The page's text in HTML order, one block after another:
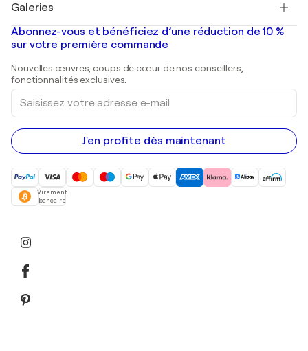
Banksy
Mr. Brainwash
Shepard Fairey
Tableaux abstraits à vendre
Peintures de paysage
Estampes
Peintures acryliques
Galeries
Galeries d'art en France
Galeries d'art en Belgique
Abonnez-vous et bénéficiez d’une réduction de 10 %
sur votre première commande
Nouvelles œuvres, coups de cœur de nos conseillers,
fonctionnalités exclusives.
Saisissez
votre
adresse
e-
mail
J'en profite dès maintenant
Virement
bancaire